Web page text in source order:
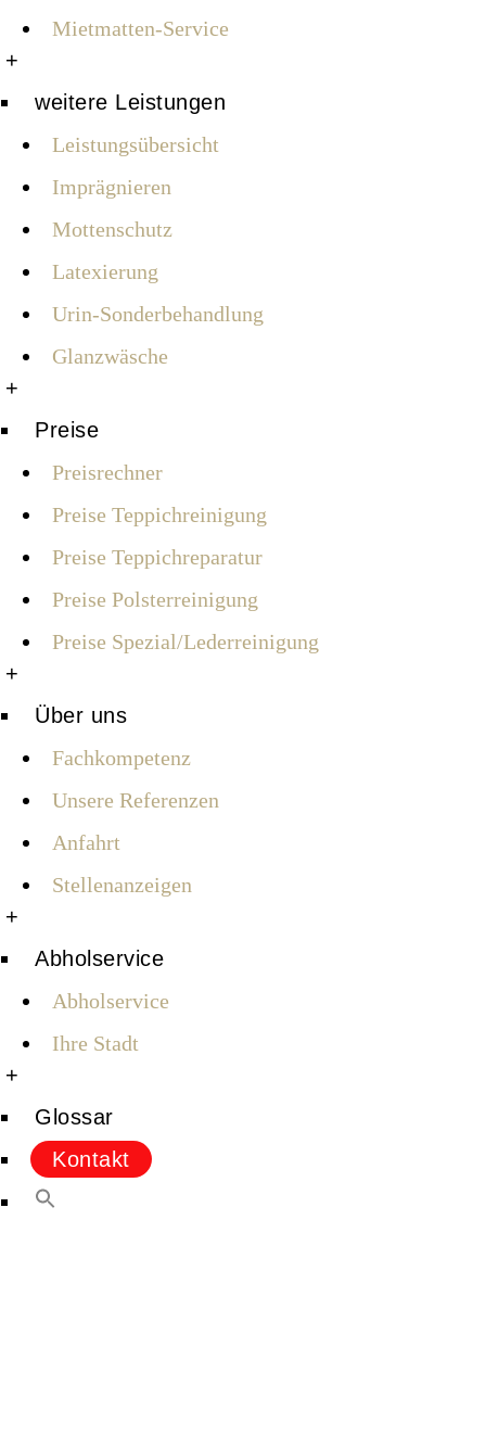
Mietmatten-Service
+
weitere Leistungen
Leistungsübersicht
Imprägnieren
Mottenschutz
Latexierung
Urin-Sonderbehandlung
Glanzwäsche
+
Preise
Preisrechner
Preise Teppichreinigung
Preise Teppichreparatur
Preise Polsterreinigung
Preise Spezial/Lederreinigung
+
Über uns
Fachkompetenz
Unsere Referenzen
Anfahrt
Stellenanzeigen
+
Abholservice
Abholservice
Ihre Stadt
+
Glossar
Kontakt